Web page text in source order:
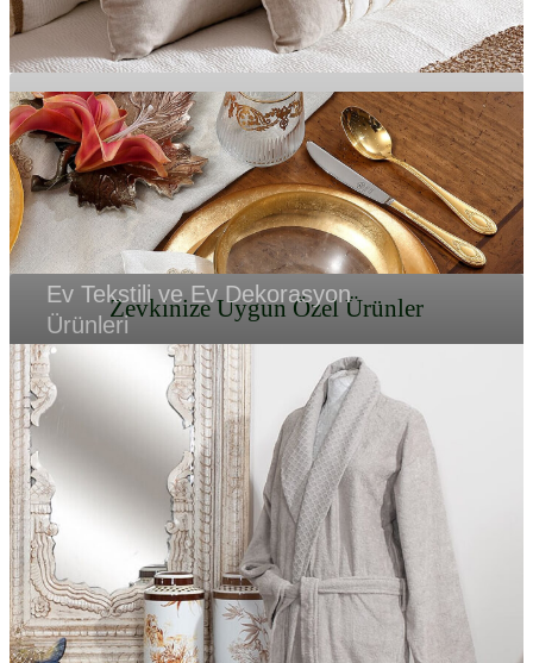
KALİTENİN TEK ADRESİ
Ev Tekstili ve Ev Dekorasyon
Ürünleri
EVİNİZDE ZENGİN BİR GÖRÜNÜM
Zevkinize Uygun Özel Ürünler